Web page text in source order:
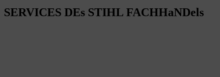
SERVICES DEs STIHL FACHHaNDels